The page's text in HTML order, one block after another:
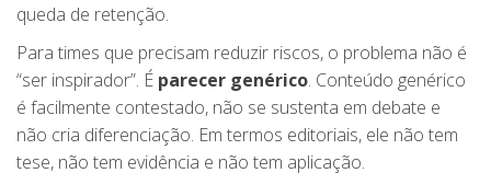
queda de retenção.
Para times que precisam reduzir riscos, o problema não é
“ser inspirador”. É parecer genérico. Conteúdo genérico
é facilmente contestado, não se sustenta em debate e
não cria diferenciação. Em termos editoriais, ele não tem
tese, não tem evidência e não tem aplicação.